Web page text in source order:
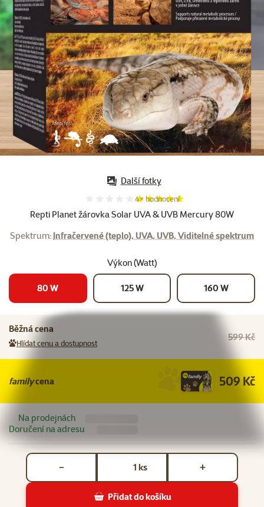
Repti Planet žárovka Solar UVA & UVB Mercury 80W
Hodnocení 100%, počet hodnocení:
4× hodnocení
Spektrum: Infračervené (teplo), UVA, UVB, Viditelné spektrum
Výkon (Watt)
80 W 125 W 160 W
Běžná cena
Hlídat cenu a dostupnost
599 Kč
familycena 509 Kč
Na prodejnách
Doručení na adresu
ks
− +
Přidat do košíku
Další fotky